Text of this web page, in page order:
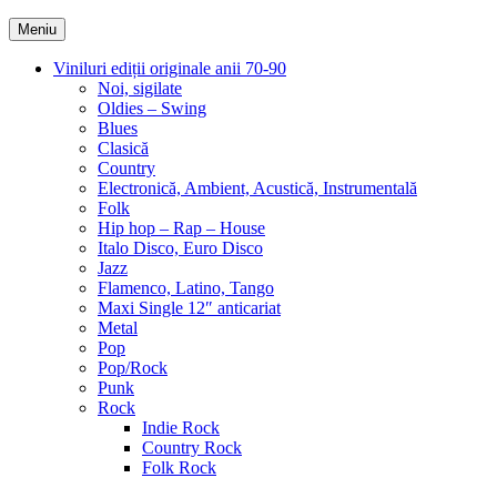
Meniu
Viniluri ediții originale anii 70-90
Noi, sigilate
Oldies – Swing
Blues
Clasică
Country
Electronică, Ambient, Acustică, Instrumentală
Folk
Hip hop – Rap – House
Italo Disco, Euro Disco
Jazz
Flamenco, Latino, Tango
Maxi Single 12″ anticariat
Metal
Pop
Pop/Rock
Punk
Rock
Indie Rock
Country Rock
Folk Rock